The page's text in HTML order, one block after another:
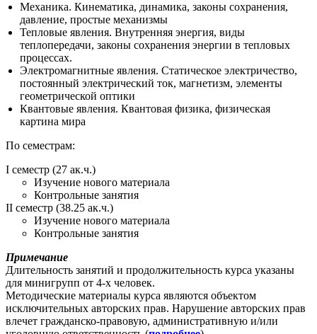
Механика. Кинематика, динамика, законы сохранения,
давление, простые механизмы
Тепловые явления. Внутренняя энергия, виды
теплопередачи, законы сохранения энергии в тепловых
процессах.
Электромагнитные явления. Статическое электричество,
постоянный электрический ток, магнетизм, элементы
геометрической оптики
Квантовые явления. Квантовая физика, физическая
картина мира
По семестрам:
I семестр (27 ак.ч.)
Изучение нового материала
Контрольные занятия
II семестр (38.25 ак.ч.)
Изучение нового материала
Контрольные занятия
Примечание
Длительность занятий и продолжительность курса указаны
для минигрупп от 4-х человек.
Методические материалы курса являются объектом
исключительных авторских прав. Нарушение авторских прав
влечет гражданско-правовую, административную и/или